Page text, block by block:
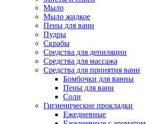
Мыло
Мыло жидкое
Пены для ванн
Пудры
Скрабы
Средства для депиляции
Средства для массажа
Средства для принятия ванн
Бомбочки для ванны
Пены для ванн
Соли
Гигиенические прокладки
Ежедневные